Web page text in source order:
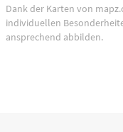
Dank der Karten von
individuellen
ansprechend abbilden.